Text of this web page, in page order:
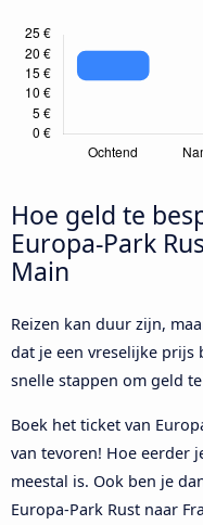
Hoe geld te
Europa-Park
Main
Reizen kan duur zijn,
dat je een vreselijke prijs
snelle stappen om geld
Boek het ticket van
van tevoren! Hoe eerder
meestal is. Ook ben je
Europa-Park Rust naar